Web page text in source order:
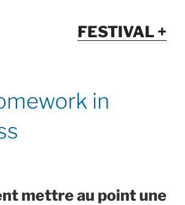
FESTIVAL +
in
mettre au point une